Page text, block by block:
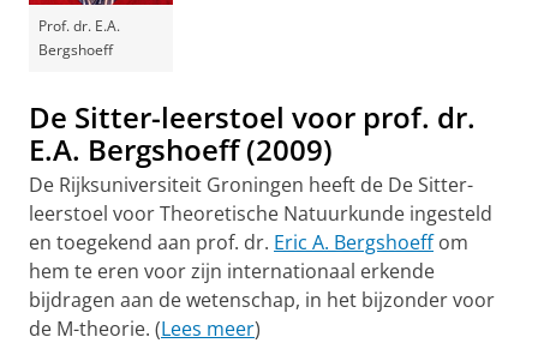
Prof. dr. E.A.
Bergshoeff
De Sitter-leerstoel voor prof. dr.
E.A. Bergshoeff (2009)
De Rijksuniversiteit Groningen heeft de De Sitter-
leerstoel voor Theoretische Natuurkunde ingesteld
en toegekend aan prof. dr. Eric A. Bergshoeffom
hem te eren voor zijn internationaal erkende
bijdragen aan de wetenschap, in het bijzonder voor
de M-theorie. (Lees meer)